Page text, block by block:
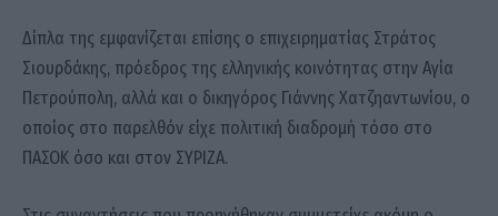
Δίπλα της εμφανίζεται επίσης ο επιχειρηματίας Στράτος
Σιουρδάκης, πρόεδρος της ελληνικής κοινότητας στην Αγία
Πετρούπολη, αλλά και ο δικηγόρος Γιάννης Χατζηαντωνίου, ο
οποίος στο παρελθόν είχε πολιτική διαδρομή τόσο στο
ΠΑΣΟΚ όσο και στον ΣΥΡΙΖΑ.